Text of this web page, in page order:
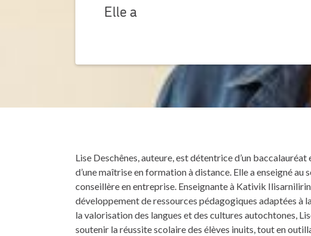
Elle a
Lise Deschênes, auteure, est détentrice d’un
d’une maîtrise en formation à distance. Elle a enseigné
conseillère en entreprise. Enseignante à Kativik
développement de ressources pédagogiques adaptées à
la valorisation des langues et des cultures autochtones,
soutenir la réussite scolaire des élèves inuits, tout en